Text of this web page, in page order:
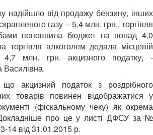
надійшло від продажу бензину, інших
газу – 5,4 млн. грн., торгівля
поповнила бюджет на понад 4,0
торгівля алкоголем додала місцевій
4,7 млн. грн. акцизного податку, -
акцизний податок з роздрібного
товарів повинен відображатися у
(фіскальному чеку) як окрема
про це у листі ДФСУ за №
14 від 31.01.2015 р.